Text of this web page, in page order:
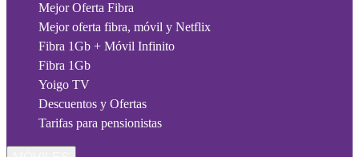
Mejor Oferta Fibra
Mejor oferta fibra, móvil y Netflix
Fibra 1Gb + Móvil Infinito
Fibra 1Gb
Yoigo TV
Descuentos y Ofertas
Tarifas para pensionistas